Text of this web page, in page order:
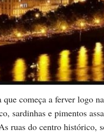
que começa a ferver logo
sardinhas e pimentos
ruas do centro histórico,